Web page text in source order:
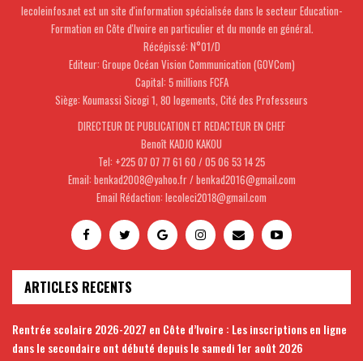
lecoleinfos.net est un site d'information spécialisée dans le secteur Education-
Formation en Côte d'Ivoire en particulier et du monde en général.
Récépissé: N°01/D
Editeur: Groupe Océan Vision Communication (GOVCom)
Capital: 5 millions FCFA
Siège: Koumassi Sicogi 1, 80 logements, Cité des Professeurs
DIRECTEUR DE PUBLICATION ET REDACTEUR EN CHEF
Benoît KADJO KAKOU
Tel: +225 07 07 77 61 60 / 05 06 53 14 25
Email: benkad2008@yahoo.fr / benkad2016@gmail.com
Email Rédaction: lecoleci2018@gmail.com
ARTICLES RECENTS
Rentrée scolaire 2026-2027 en Côte d’Ivoire : Les inscriptions en ligne
dans le secondaire ont débuté depuis le samedi 1er août 2026